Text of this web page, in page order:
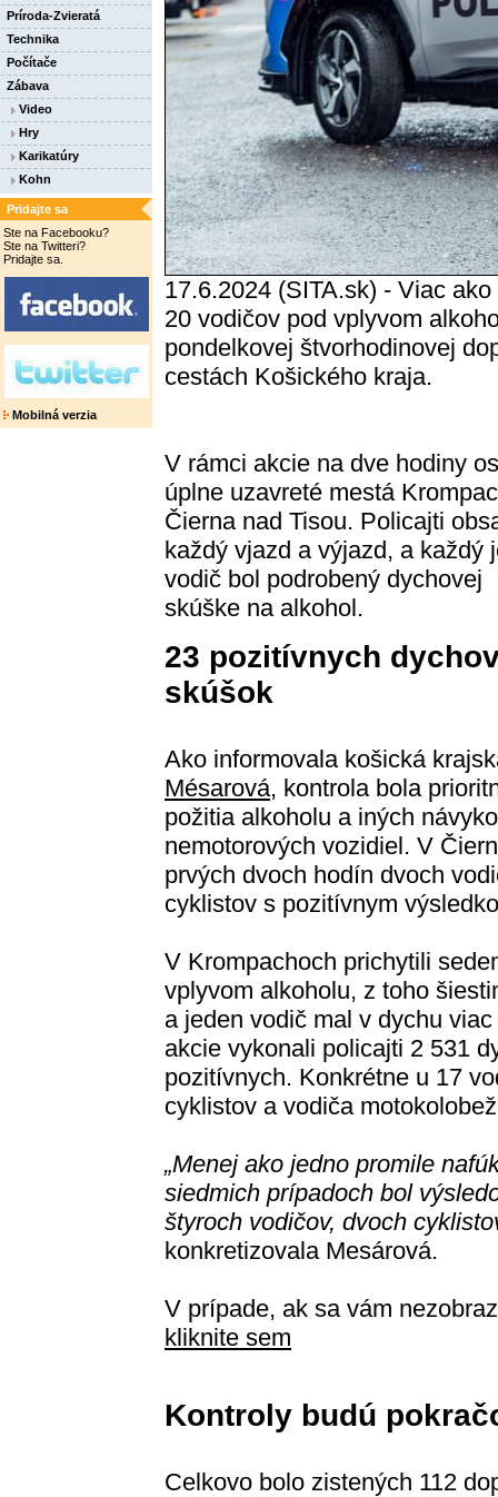
Príroda-Zvieratá
Technika
Počítače
Zábava
Video
Hry
Karikatúry
Kohn
Pridajte sa
Ste na Facebooku?
Ste na Twitteri?
Pridajte sa.
Mobilná verzia
17.6.2024 (SITA.sk) - Viac
20 vodičov pod vplyvom
pondelkovej štvorhodinovej
cestách Košického kraja.
V rámci akcie na dve hodiny
úplne uzavreté mestá
Čierna nad Tisou. Policajti
každý vjazd a výjazd, a každý
vodič bol podrobený dychovej
skúške na alkohol.
23 pozitívnych
skúšok
Ako informovala košická
Mésarová, kontrola bola
požitia alkoholu a iných
nemotorových vozidiel. V
prvých dvoch hodín dvoch
cyklistov s pozitívnym
V Krompachoch prichytili
vplyvom alkoholu, z toho
a jeden vodič mal v dychu
akcie vykonali policajti 2 531
pozitívnych. Konkrétne u 17
cyklistov a vodiča
„Menej ako jedno promile
siedmich prípadoch bol
štyroch vodičov, dvoch
konkretizovala Mesárová.
V prípade, ak sa vám
kliknite sem
Kontroly budú
Celkovo bolo zistených 112